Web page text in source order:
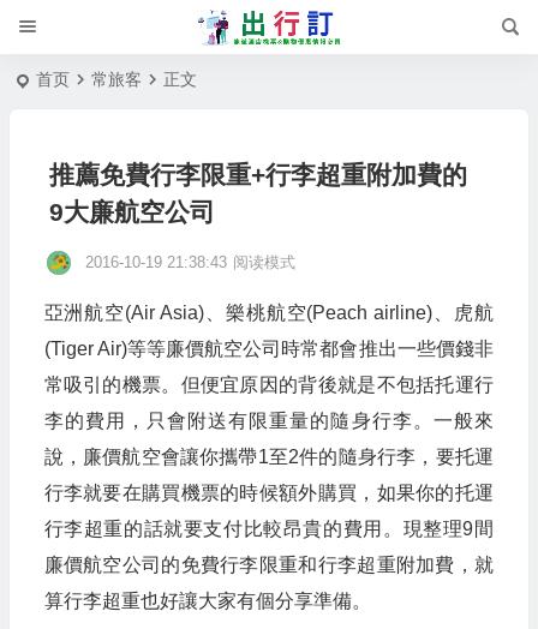
首页 常旅客 正文
推薦免費行李限重+行李超重附加費的
9大廉航空公司
2016-10-19 21:38:43 阅读模式
亞洲航空(Air Asia)、樂桃航空(Peach airline)、虎航
(Tiger Air)等等廉價航空公司時常都會推出一些價錢非
常吸引的機票。但便宜原因的背後就是不包括托運行
李的費用，只會附送有限重量的隨身行李。一般來
說，廉價航空會讓你攜帶1至2件的隨身行李，要托運
行李就要在購買機票的時候額外購買，如果你的托運
行李超重的話就要支付比較昂貴的費用。現整理9間
廉價航空公司的免費行李限重和行李超重附加費，就
算行李超重也好讓大家有個分享準備。